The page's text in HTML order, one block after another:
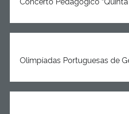
Olimpíadas Portuguesas de